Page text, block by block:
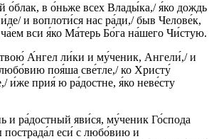
в о́ньже всех Влады́ка,/ я́ко дождь
и воплоти́ся нас ра́ди,/ быв Челове́к,
вси я́ко Ма́терь Бо́га на́шего Чи́стую.
А́нгел ли́ки и му́ченик, Ангели́,/ и
поя́ша све́тле,/ ко Христу́
и́же прия́ ю ра́достне, я́ко неве́сту
и ра́достный яви́ся, му́ченик Го́спода
еси́ с любо́вию и